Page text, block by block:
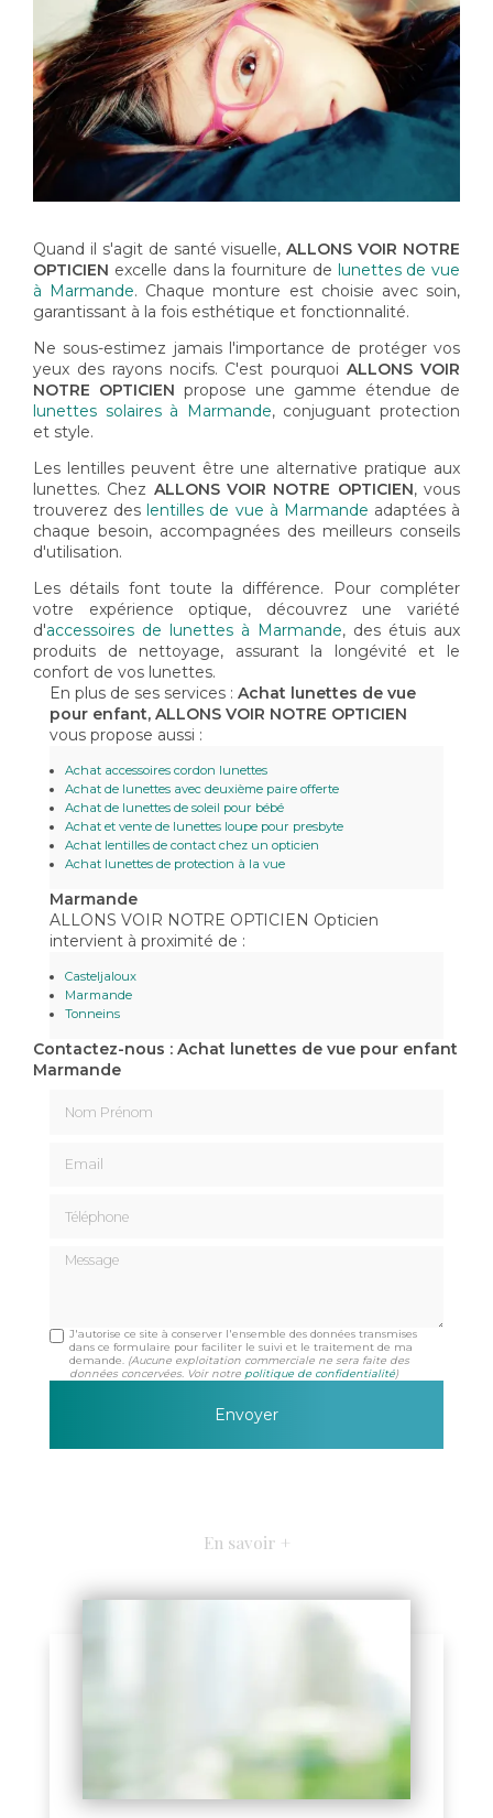
Quand il s'agit de santé visuelle,ALLONS VOIR NOTRE
OPTICIEN excelle dans la fourniture de lunettes de vue
à Marmande. Chaque monture est choisie avec soin,
garantissant à la fois esthétique et fonctionnalité.
Ne sous-estimez jamais l'importance de protéger vos
yeux des rayons nocifs. C'est pourquoiALLONS VOIR
NOTRE OPTICIEN propose une gamme étendue de
lunettes solaires à Marmande, conjuguant protection
et style.
Les lentilles peuvent être une alternative pratique aux
lunettes. Chez ALLONS VOIR NOTRE OPTICIEN, vous
trouverez des lentilles de vue à Marmande adaptées à
chaque besoin, accompagnées des meilleurs conseils
d'utilisation.
Les détails font toute la différence. Pour compléter
votre expérience optique, découvrez une variété
d'accessoires de lunettes à Marmande, des étuis aux
produits de nettoyage, assurant la longévité et le
confort de vos lunettes.
En plus de ses services : Achat lunettes de vue
pour enfant, ALLONS VOIR NOTRE OPTICIEN
vous propose aussi :
Achat accessoires cordon lunettes
Achat de lunettes avec deuxième paire offerte
Achat de lunettes de soleil pour bébé
Achat et vente de lunettes loupe pour presbyte
Achat lentilles de contact chez un opticien
Achat lunettes de protection à la vue
Marmande
ALLONS VOIR NOTRE OPTICIEN Opticien
intervient à proximité de :
Casteljaloux
Marmande
Tonneins
Contactez-nous : Achat lunettes de vue pour enfant
Marmande
Message
J'autorise ce site à conserver l'ensemble des données transmises
dans ce formulaire pour faciliter le suivi et le traitement de ma
demande. (Aucune exploitation commerciale ne sera faite des
données concervées. Voir notre politique de confidentialité)
En savoir +